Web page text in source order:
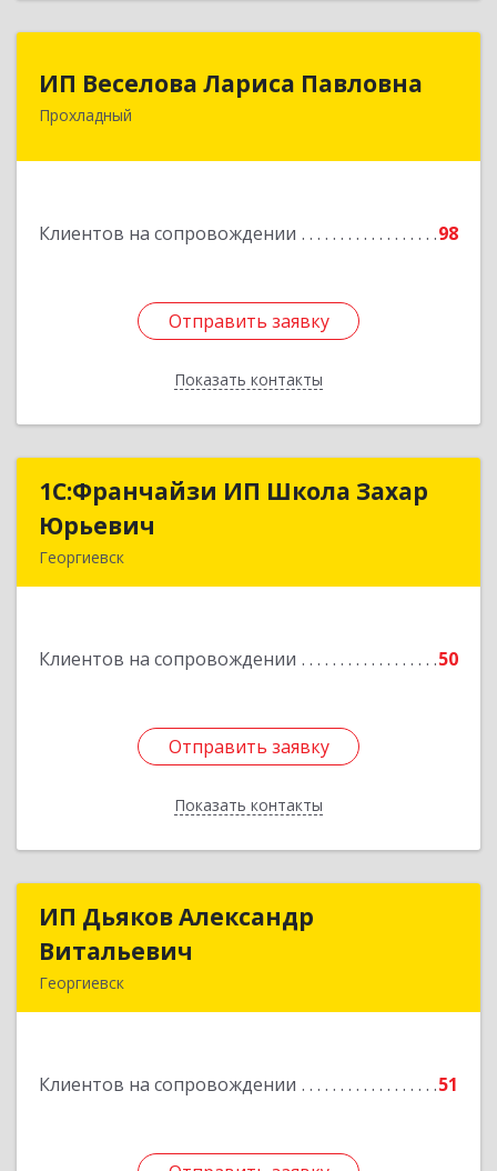
ИП Веселова Лариса Павловна
Прохладный
Клиентов на сопровождении 98
Отправить заявку
Показать контакты
Отправить заявку
Назад
1С:Франчайзи ИП Школа Захар
Юрьевич
Георгиевск
Клиентов на сопровождении 50
Отправить заявку
Показать контакты
1С:Франчайзи ИП Школа Захар
Отправить заявку
Назад
ИП Дьяков Александр
Витальевич
Георгиевск
Клиентов на сопровождении 51
ИП Дьяков Александр